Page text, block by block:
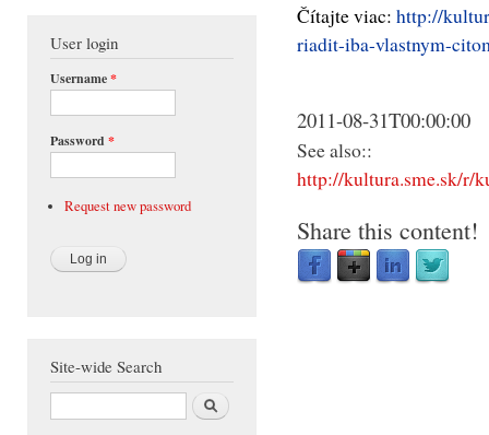
User login
Username*
Password *
Request new password
Site-wide Search
Search
Čítajte viac: http://
riadit-iba-vlastnym-
2011-08-31T00:00:00
See also::
http://kultura.sme.sk/r/
Share this content!